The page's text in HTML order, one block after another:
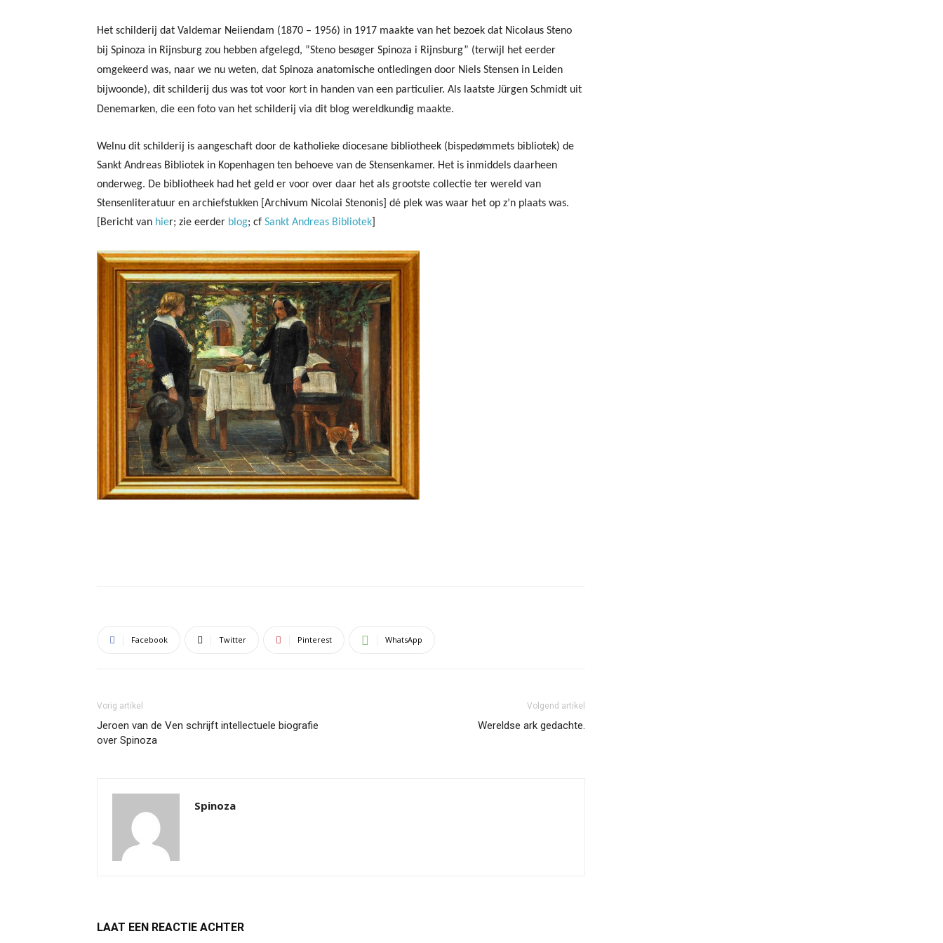
Het schilderij dat Valdemar Neiiendam (1870 – 1956) in 1917 maakte van het bezoek dat Nicolaus Steno
bij Spinoza in Rijnsburg zou hebben afgelegd, ”Steno besøger Spinoza i Rijnsburg” (terwijl het eerder
omgekeerd was, naar we nu weten, dat Spinoza anatomische ontledingen door Niels Stensen in Leiden
bijwoonde), dit schilderij dus was tot voor kort in handen van een particulier. Als laatste Jürgen Schmidt uit
Denemarken, die een foto van het schilderij via dit blog wereldkundig maakte.
Welnu dit schilderij is aangeschaft door de katholieke diocesane bibliotheek (bispedømmets bibliotek) de
Sankt Andreas Bibliotek in Kopenhagen ten behoeve van de Stensenkamer. Het is inmiddels daarheen
onderweg. De bibliotheek had het geld er voor over daar het als grootste collectie ter wereld van
Stensenliteratuur en archiefstukken [Archivum Nicolai Stenonis] dé plek was waar het op z’n plaats was.
[Bericht van hier; zie eerder blog; cf Sankt Andreas Bibliotek
Facebook Twitter Pinterest WhatsApp
Vorig artikel
Jeroen van de Ven schrijft intellectuele biografie
over Spinoza
Volgend artikel
Wereldse ark gedachte.
Spinoza
LAAT EEN REACTIE ACHTER